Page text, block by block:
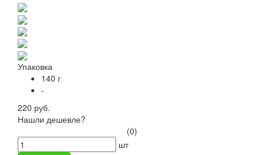
Упаковка
140 г
-
220 руб.
Нашли дешевле?
(0)
шт